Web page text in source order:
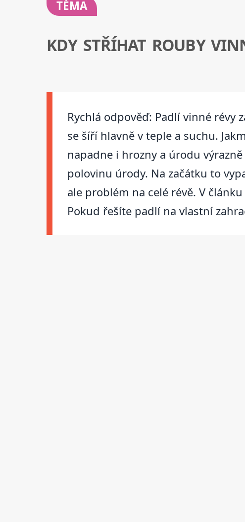
TÉMA
KDY STŘÍHAT ROUBY
Rychlá odpověď: Padlí vinné
se šíří hlavně v teple a suchu.
napadne i hrozny a úrodu
polovinu úrody. Na začátku to
ale problém na celé révě. V
Pokud řešíte padlí na vlastní